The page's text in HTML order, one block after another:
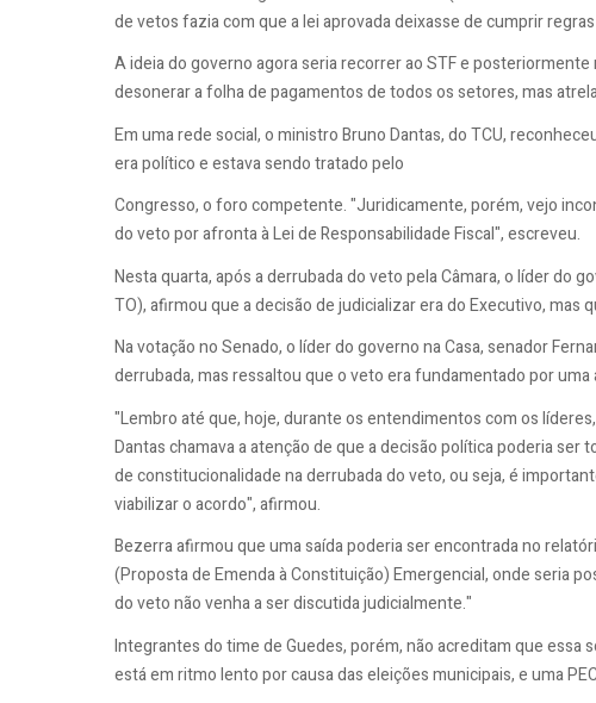
de vetos fazia com que a lei aprovada deixasse de cumprir
A ideia do governo agora seria recorrer ao STF e
desonerar a folha de pagamentos de todos os setores, mas
Em uma rede social, o ministro Bruno Dantas, do TCU,
era político e estava sendo tratado pelo
Congresso, o foro competente. "Juridicamente, porém, vejo
do veto por afronta à Lei de Responsabilidade Fiscal", escreveu.
Nesta quarta, após a derrubada do veto pela Câmara, o líder do
TO), afirmou que a decisão de judicializar era do Executivo, mas
Na votação no Senado, o líder do governo na Casa, senador
derrubada, mas ressaltou que o veto era fundamentado por
"Lembro até que, hoje, durante os entendimentos com os
Dantas chamava a atenção de que a decisão política poderia ser
de constitucionalidade na derrubada do veto, ou seja, é
viabilizar o acordo", afirmou.
Bezerra afirmou que uma saída poderia ser encontrada no
(Proposta de Emenda à Constituição) Emergencial, onde seria
do veto não venha a ser discutida judicialmente."
Integrantes do time de Guedes, porém, não acreditam que essa
está em ritmo lento por causa das eleições municipais, e uma